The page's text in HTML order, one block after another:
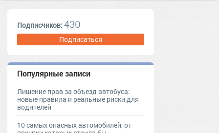
Подписчиков: 430
Подписаться
Популярные записи
Лишение прав за объезд автобуса:
новые правила и реальные риски для
водителей
10 самых опасных автомобилей, от